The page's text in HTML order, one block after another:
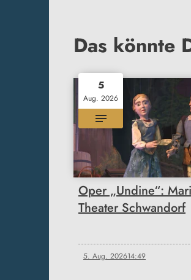
Das könnte
5
Aug. 2026
Oper „Undine“:
Theater Schwandorf
5. Aug. 202614:49